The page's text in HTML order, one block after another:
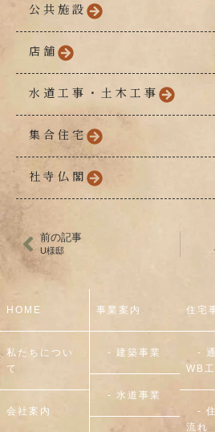
公共施設
店舗
水道工事・土木工事
集合住宅
社寺仏閣
前の記事
U様邸
HOME
私たちについ
て
会社案内
事業案内
- 建築事業
- 水道事業
住宅
- 通
WB
- 住
流れ